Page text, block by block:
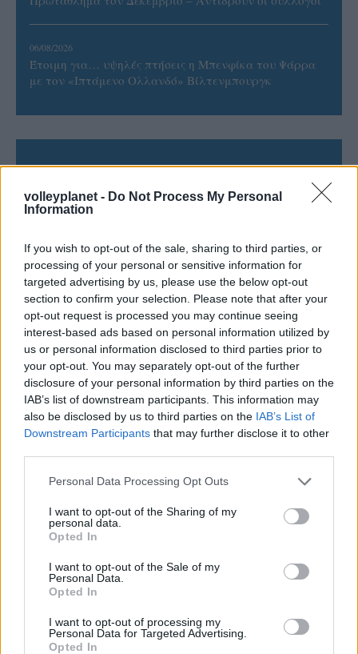
volleyplanet - Do Not Process My Personal
Information
If you wish to opt-out of the sale, sharing to third parties, or
processing of your personal or sensitive information for
targeted advertising by us, please use the below opt-out
section to confirm your selection. Please note that after your
opt-out request is processed you may continue seeing
interest-based ads based on personal information utilized by
us or personal information disclosed to third parties prior to
your opt-out. You may separately opt-out of the further
disclosure of your personal information by third parties on the
IAB’s list of downstream participants. This information may
also be disclosed by us to third parties on the IAB’s List of
Downstream Participants that may further disclose it to other
Please note that this website/app uses one or more Google
not limited to your visit or usage behaviour. You may click to
grant or deny consent to Google and its third-party tags to
use your data for below specified purposes in below Google
consent section.
Personal Data Processing Opt Outs
I want to opt-out of the Sharing of my
personal data.
Opted In
I want to opt-out of the Sale of my
Personal Data.
Opted In
I want to opt-out of processing my
Personal Data for Targeted Advertising.
Opted In
06/08/2026
Έτοιμη για… υψηλές πτήσεις η Μπενφίκα του Ψάρρα
με τον «Ιπτάμενο Ολλανδό» Βίλτενμπουργκ
ΠΕΝΥ ΡΟΝΤΟΓΙΑΝΝΗ
11/03/2026
Από την Περούτζια του 2000
στο σήμερα: Tο τρίτο
ευρωπαϊκό ραντεβού του
Παναθηναϊκού με την
ιστορία
ΗΛΙΑΣ ΠΑΠΑΪΩΑΝΝΟΥ
08/03/2026
Αναγνώριση και σεβασμός
οι σημαντικότερες νίκες του